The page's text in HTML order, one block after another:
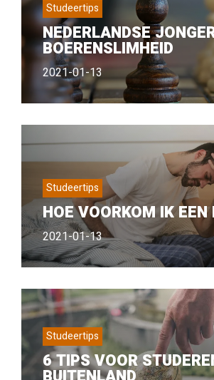
Studeertips
NEDERLANDSE
BOERENSLIMHEID
2021-01-13
Studeertips
HOE VOORKOM IK EEN
2021-01-13
Studeertips
6 TIPS VOOR